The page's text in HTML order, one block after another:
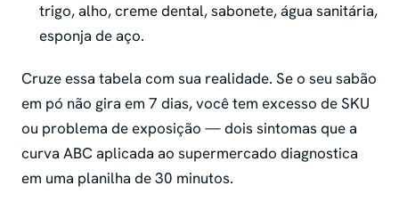
trigo, alho, creme dental, sabonete, água sanitária,
esponja de aço.
Cruze essa tabela com sua realidade. Se o seu sabão
em pó não gira em 7 dias, você tem excesso de SKU
ou problema de exposição — dois sintomas que a
curva ABC aplicada ao supermercado diagnostica
em uma planilha de 30 minutos.